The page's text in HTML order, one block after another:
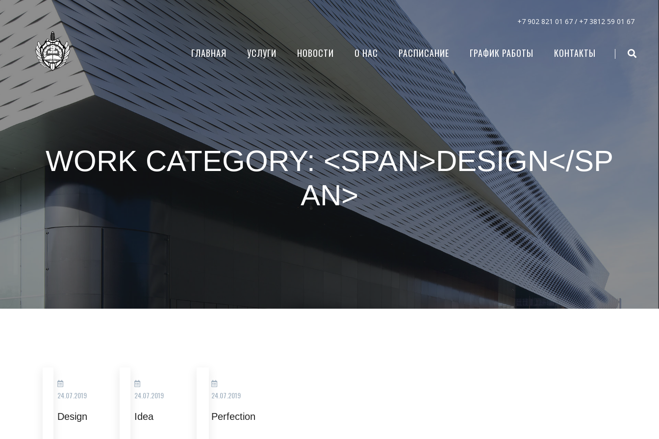
+7 902 821 01 67 / +7 3812 59 01 67
ГЛАВНАЯ УСЛУГИ НОВОСТИ О НАС РАСПИСАНИЕ ГРАФИК РАБОТЫ КОНТАКТЫ
WORK CATEGORY: <SPAN>DESIGN</SP
AN>
24.07.2019
Design
24.07.2019
Idea
24.07.2019
Perfection